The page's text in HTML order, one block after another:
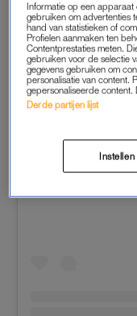
Informatie op een
gebruiken om advertenties
hand van statistieken of
Profielen aanmaken ten
Contentprestaties meten.
gebruiken voor de selectie
gegevens gebruiken om
personalisatie van content.
gepersonaliseerde content.
Derde partijen lijst
Instellen